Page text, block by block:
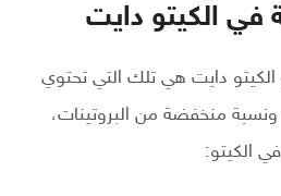
في الكيتو دايت
دايت هي تلك التي تحتوي
ونسبة منخفضة من البروتينات،
الكيتو: